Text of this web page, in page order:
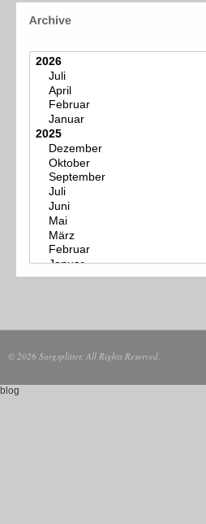
© 2026 Sargsplitter. All Rights Reserved.
blog